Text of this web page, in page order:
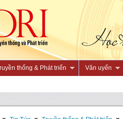
thống & Phát triển Văn uyển